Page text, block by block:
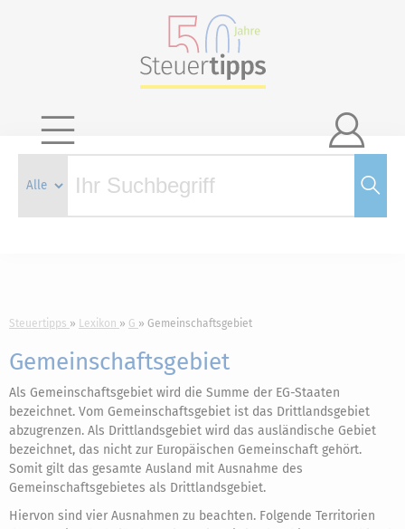

Steuertipps Lexikon G Gemeinschaftsgebiet
Gemeinschaftsgebiet
Als Gemeinschaftsgebiet wird die Summe der EG-Staaten
bezeichnet. Vom Gemeinschaftsgebiet ist das Drittlandsgebiet
abzugrenzen. Als Drittlandsgebiet wird das ausländische Gebiet
bezeichnet, das nicht zur Europäischen Gemeinschaft gehört.
Somit gilt das gesamte Ausland mit Ausnahme des
Gemeinschaftsgebietes als Drittlandsgebiet.
Hiervon sind vier Ausnahmen zu beachten. Folgende Territorien